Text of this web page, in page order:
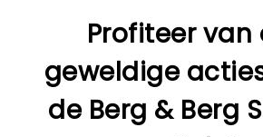
Profiteer van
geweldige
de Berg & Berg